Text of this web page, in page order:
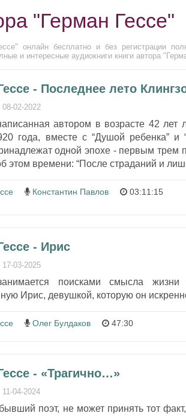
"Герман Гессе"
онлайн бесплатно и без регистрации
и интересные аудиокниги книги автора
- Последнее лето
08-02-2022
автором в возрасте 42
года, вместе с “Душой ребенка” и
одной эпохе - первым трем
этом времени: “После страданий и
Константин Павлов 03:11:15
- Ирис
17-03-2025
поисками смысла жизни
Ирис, девушкой, которую он
Олег Булдаков 47:30
- «Трагично…»
11-04-2024
поэт, не может принять тот